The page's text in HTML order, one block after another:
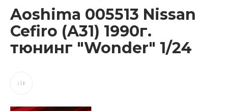
Aoshima 005513 Nissan
Cefiro (A31) 1990г.
тюнинг "Wonder" 1/24